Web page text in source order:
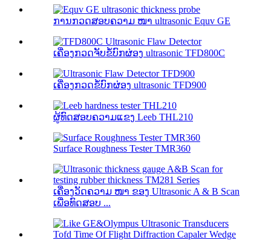
ການກວດສອບຄວາມ ໜາ ultrasonic Equv GE
ເຄື່ອງກວດຈັບຂໍ້ບົກຜ່ອງ ultrasonic TFD800C
ເຄື່ອງກວດຂໍ້ບົກຜ່ອງ ultrasonic TFD900
ຜູ້ທົດສອບຄວາມແຂງ Leeb THL210
Surface Roughness Tester TMR360
ເຄື່ອງວັດຄວາມ ໜາ ຂອງ Ultrasonic A & B Scan
ເພື່ອທົດສອບ ...